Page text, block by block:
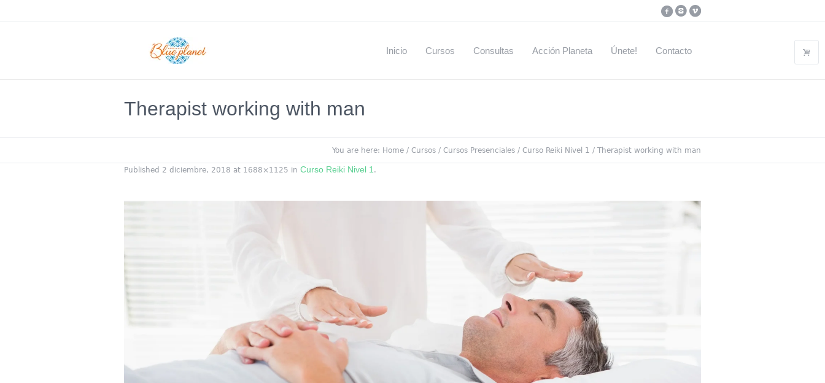
Inicio Cursos Consultas Acción Planeta Únete! Contacto
Therapist working with man
You are here: Home / Cursos / Cursos Presenciales / Curso Reiki Nivel 1 / Therapist working with man
Published 2 diciembre, 2018 at 1688×1125 in Curso Reiki Nivel 1 .